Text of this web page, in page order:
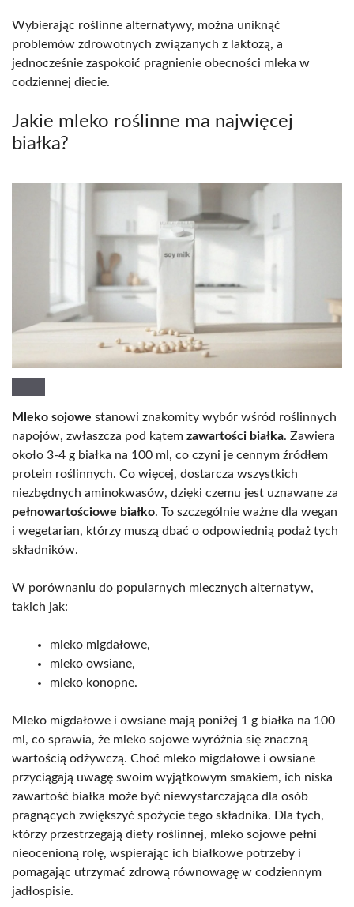
Wybierając roślinne alternatywy, można uniknąć
problemów zdrowotnych związanych z laktozą, a
jednocześnie zaspokoić pragnienie obecności mleka w
codziennej diecie.
Jakie mleko roślinne ma najwięcej
białka?
Mleko sojowe stanowi znakomity wybór wśród roślinnych
napojów, zwłaszcza pod kątem zawartości białka. Zawiera
około 3-4 g białka na 100 ml, co czyni je cennym źródłem
protein roślinnych. Co więcej, dostarcza wszystkich
niezbędnych aminokwasów, dzięki czemu jest uznawane za
pełnowartościowe białko. To szczególnie ważne dla wegan
i wegetarian, którzy muszą dbać o odpowiednią podaż tych
składników.
W porównaniu do popularnych mlecznych alternatyw,
takich jak:
mleko migdałowe,
mleko owsiane,
mleko konopne.
Mleko migdałowe i owsiane mają poniżej 1 g białka na 100
ml, co sprawia, że mleko sojowe wyróżnia się znaczną
wartością odżywczą. Choć mleko migdałowe i owsiane
przyciągają uwagę swoim wyjątkowym smakiem, ich niska
zawartość białka może być niewystarczająca dla osób
pragnących zwiększyć spożycie tego składnika. Dla tych,
którzy przestrzegają diety roślinnej, mleko sojowe pełni
nieocenioną rolę, wspierając ich białkowe potrzeby i
pomagając utrzymać zdrową równowagę w codziennym
jadłospisie.